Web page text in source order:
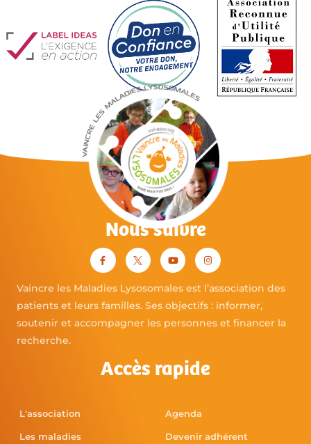
Nous suivre
Vaincre les Maladies Lysosomales est l’association des
patients et leurs familles. Ses objectifs : informer,
soutenir et accompagner les personnes et financer la
recherche.
Accès rapide
L'association
Les maladies
Agenda
Devenir adhérent